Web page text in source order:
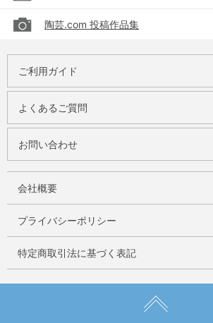
陶芸.com 投稿作品集
ご利用ガイド
よくあるご質問
お問い合わせ
会社概要
プライバシーポリシー
特定商取引法に基づく表記